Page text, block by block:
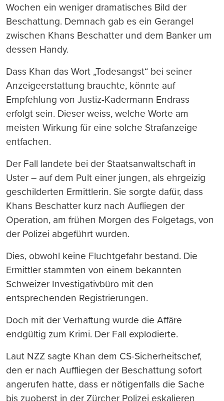
Wochen ein weniger dramatisches Bild der
Beschattung. Demnach gab es ein Gerangel
zwischen Khans Beschatter und dem Banker um
dessen Handy.
Dass Khan das Wort „Todesangst“ bei seiner
Anzeigeerstattung brauchte, könnte auf
Empfehlung von Justiz-Kadermann Endrass
erfolgt sein. Dieser weiss, welche Worte am
meisten Wirkung für eine solche Strafanzeige
entfachen.
Der Fall landete bei der Staatsanwaltschaft in
Uster – auf dem Pult einer jungen, als ehrgeizig
geschilderten Ermittlerin. Sie sorgte dafür, dass
Khans Beschatter kurz nach Aufliegen der
Operation, am frühen Morgen des Folgetags, von
der Polizei abgeführt wurden.
Dies, obwohl keine Fluchtgefahr bestand. Die
Ermittler stammten von einem bekannten
Schweizer Investigativbüro mit den
entsprechenden Registrierungen.
Doch mit der Verhaftung wurde die Affäre
endgültig zum Krimi. Der Fall explodierte.
Laut NZZ sagte Khan dem CS-Sicherheitschef,
den er nach Auffliegen der Beschattung sofort
angerufen hatte, dass er nötigenfalls die Sache
bis zuoberst in der Zürcher Polizei eskalieren